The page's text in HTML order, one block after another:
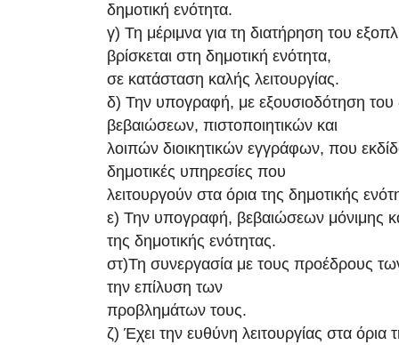
δημοτική ενότητα.
γ) Τη μέριμνα για τη διατήρηση του
βρίσκεται στη δημοτική ενότητα,
σε κατάσταση καλής λειτουργίας.
δ) Την υπογραφή, με εξουσιοδότηση
βεβαιώσεων, πιστοποιητικών και
λοιπών διοικητικών εγγράφων, που
δημοτικές υπηρεσίες που
λειτουργούν στα όρια της δημοτικής
ε) Την υπογραφή, βεβαιώσεων μόνιμης
της δημοτικής ενότητας.
στ)Τη συνεργασία με τους προέδρους
την επίλυση των
προβλημάτων τους.
ζ) Έχει την ευθύνη λειτουργίας στα όρια